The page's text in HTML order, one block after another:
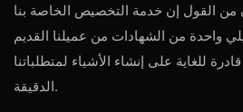
من القول إن خدمة التخصيص الخاصة بنا
واحدة من الشهادات من عميلنا القديم
للغاية على إنشاء الأشياء لمتطلباتنا
الدقيقة.